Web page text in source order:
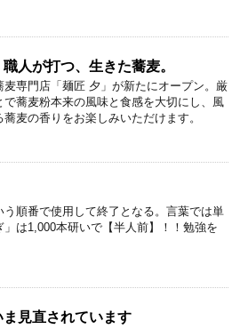
人が打つ、生きた蕎麦。
専門店「麺匠 夕」が新たにオープン。厳
蕎麦粉本来の風味と食感を大切にし、風
麦の香りをお楽しみいただけます。
順番で使用して終了となる。言葉では単
は1,000本研いで【半人前】！！勉強を
ま見直されています